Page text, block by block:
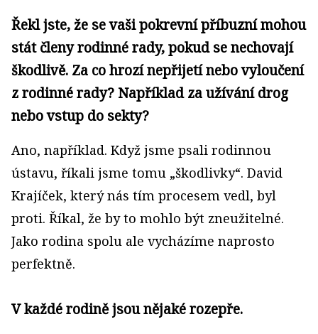
Řekl jste, že se vaši pokrevní příbuzní mohou
stát členy rodinné rady, pokud se nechovají
škodlivě. Za co hrozí nepřijetí nebo vyloučení
z rodinné rady? Například za užívání drog
nebo vstup do sekty?
Ano, například. Když jsme psali rodinnou
ústavu, říkali jsme tomu „škodlivky“. David
Krajíček, který nás tím procesem vedl, byl
proti. Říkal, že by to mohlo být zneužitelné.
Jako rodina spolu ale vycházíme naprosto
perfektně.
V každé rodině jsou nějaké rozepře.